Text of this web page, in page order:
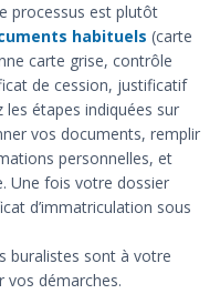
processus est plutôt
habituels (carte
carte grise, contrôle
de cession, justificatif
les étapes indiquées sur
vos documents, remplir
personnelles, et
Une fois votre dossier
d’immatriculation sous
buralistes sont à votre
vos démarches.